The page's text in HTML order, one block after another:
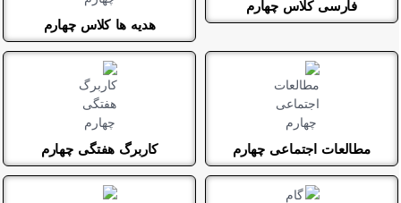
فارسی کلاس چهارم
هدیه ها کلاس چهارم
مطالعات اجتماعی چهارم کاربرگ هفتگی چهارم